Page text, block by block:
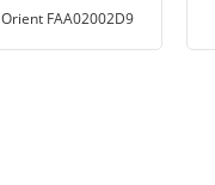
Orient FAA02002D9